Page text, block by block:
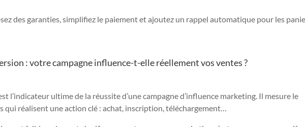
des garanties, simplifiez le paiement et ajoutez un rappel automatique pour les
: votre campagne influence-t-elle réellement vos ventes ?
l’indicateur ultime de la réussite d’une campagne d’influence marketing. Il mesure le
qui réalisent une action clé : achat, inscription, téléchargement…